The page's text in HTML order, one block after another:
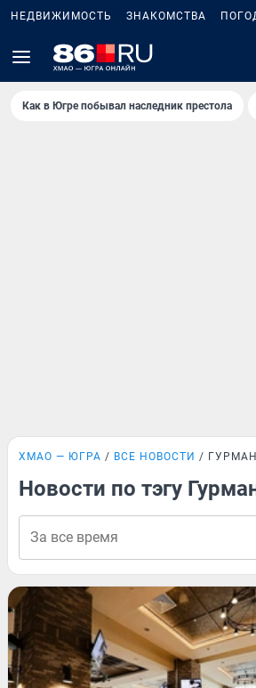
НЕДВИЖИМОСТЬ ЗНАКОМСТВА
Как в Югре побывал наследник престола
ХМАО — ЮГРА ВСЕ НОВОСТИ ГУРМАН
Новости по тэгу